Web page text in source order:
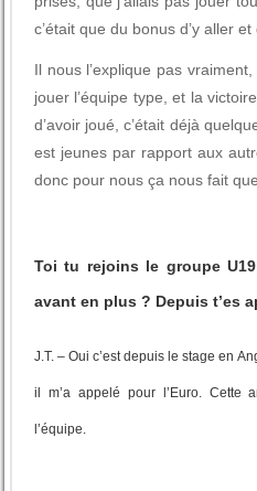
c’était que du bonus d’y aller
Il nous l’explique pas
jouer l’équipe type, et la
d’avoir joué, c’était déjà
est jeunes par rapport aux
donc pour nous ça nous fait
Toi tu rejoins le groupe
avant en plus ? Depuis t’es
J.T. – Oui c’est depuis le stage en
il m’a appelé pour l’Euro. Cette
l’équipe.